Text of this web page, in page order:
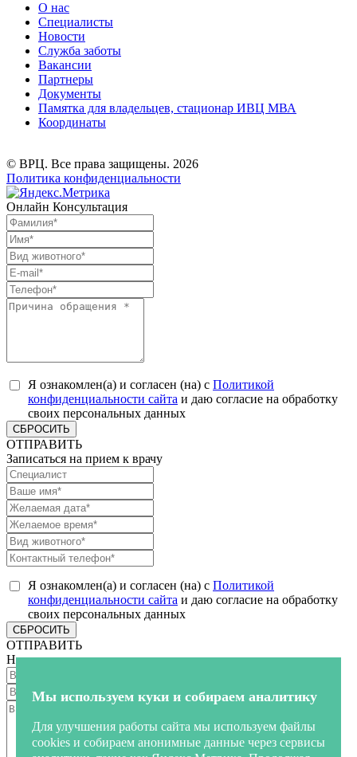
О нас
Специалисты
Новости
Служба заботы
Вакансии
Партнеры
Документы
Памятка для владельцев, стационар ИВЦ МВА
Координаты
© ВРЦ. Все права защищены. 2026
Политика конфиденциальности
Онлайн Консультация
Я ознакомлен(а) и согласен (на) с Политикой
конфиденциальности сайта и даю согласие на обработку
своих персональных данных
СБРОСИТЬ
ОТПРАВИТЬ
Записаться на прием к врачу
Я ознакомлен(а) и согласен (на) с Политикой
конфиденциальности сайта и даю согласие на обработку
своих персональных данных
СБРОСИТЬ
ОТПРАВИТЬ
Напишите нам
Мы используем куки и собираем аналитику
Для улучшения работы сайта мы используем файлы
cookies и собираем анонимные данные через сервисы